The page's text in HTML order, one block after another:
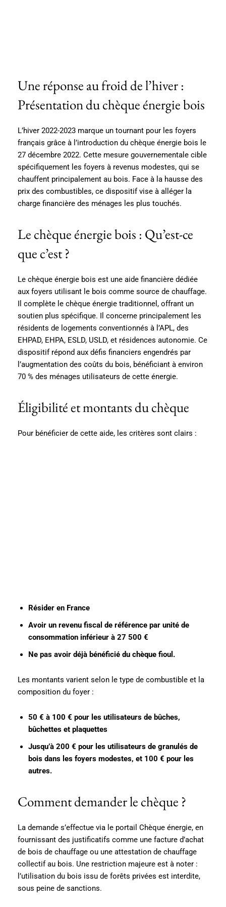
Une réponse au froid de l’hiver :
Présentation du chèque énergie bois
L’hiver 2022-2023 marque un tournant pour les foyers
français grâce à l’introduction du chèque énergie bois le
27 décembre 2022. Cette mesure gouvernementale cible
spécifiquement les foyers à revenus modestes, qui se
chauffent principalement au bois. Face à la hausse des
prix des combustibles, ce dispositif vise à alléger la
charge financière des ménages les plus touchés.
Le chèque énergie bois : Qu’est-ce
que c’est ?
Le chèque énergie bois est une aide financière dédiée
aux foyers utilisant le bois comme source de chauffage.
Il complète le chèque énergie traditionnel, offrant un
soutien plus spécifique. Il concerne principalement les
résidents de logements conventionnés à l’APL, des
EHPAD, EHPA, ESLD, USLD, et résidences autonomie. Ce
dispositif répond aux défis financiers engendrés par
l’augmentation des coûts du bois, bénéficiant à environ
70 % des ménages utilisateurs de cette énergie.
Éligibilité et montants du chèque
Pour bénéficier de cette aide, les critères sont clairs :
Résider en France
Avoir un revenu fiscal de référence par unité de
consommation inférieur à 27 500 €
Ne pas avoir déjà bénéficié du chèque fioul.
Les montants varient selon le type de combustible et la
composition du foyer :
50 € à 100 € pour les utilisateurs de bûches,
bûchettes et plaquettes
Jusqu’à 200 € pour les utilisateurs de granulés de
bois dans les foyers modestes, et 100 € pour les
autres.
Comment demander le chèque ?
La demande s’effectue via le portail Chèque énergie, en
fournissant des justificatifs comme une facture d’achat
de bois de chauffage ou une attestation de chauffage
collectif au bois. Une restriction majeure est à noter :
l’utilisation du bois issu de forêts privées est interdite,
sous peine de sanctions.